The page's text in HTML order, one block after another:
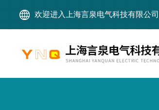
欢迎进入上海言泉电气科技有限公司